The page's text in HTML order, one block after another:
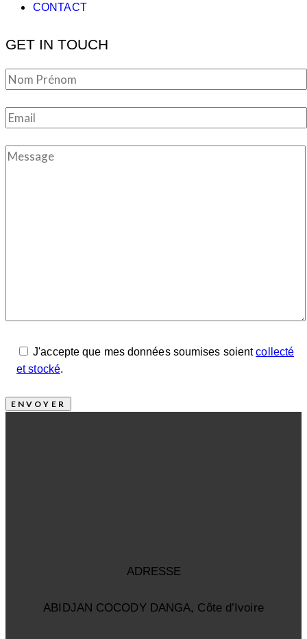
CONTACT
GET IN TOUCH
J'accepte que mes données soumises soientcollecté
et stocké.
ADRESSE
ABIDJAN COCODY DANGA, Côte d’Ivoire